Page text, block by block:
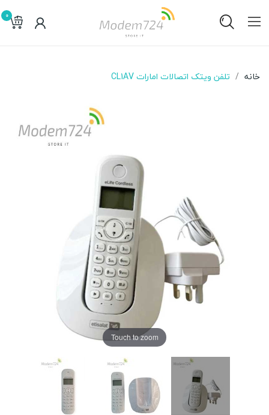
0
خانه تلفن ویتک اتصالات امارات CL1AV
Touch to zoom